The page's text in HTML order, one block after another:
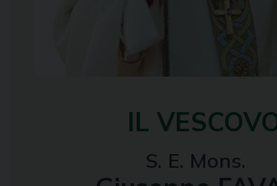
IL
S. E. Mons.